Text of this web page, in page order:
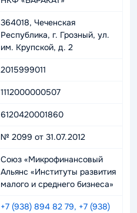
364018, Чеченская
Республика, г. Грозный, ул.
им. Крупской, д. 2
2015999011
1112000000507
6120420001860
№ 2099 от 31.07.2012
Союз «Микрофинансовый
Альянс «Институты развития
малого и среднего бизнеса»
+7 (938) 894 82 79, +7 (938)